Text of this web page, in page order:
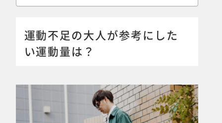
運動不足の大人が参考にした
い運動量は？